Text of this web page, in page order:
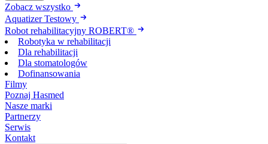
Zobacz wszystko
Aquatizer Testowy
Robot rehabilitacyjny ROBERT®
Robotyka w rehabilitacji
Dla rehabilitacji
Dla stomatologów
Dofinansowania
Filmy
Poznaj Hasmed
Nasze marki
Partnerzy
Serwis
Kontakt